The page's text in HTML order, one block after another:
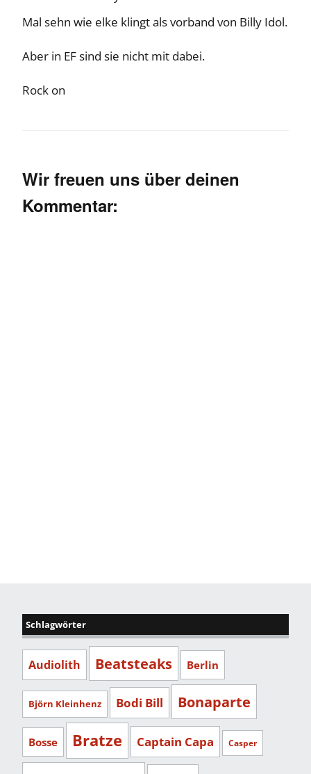
Mal sehn wie elke klingt als vorband von Billy Idol.
Aber in EF sind sie nicht mit dabei.
Rock on
Wir freuen uns über deinen
Kommentar:
Schlagwörter
Audiolith Beatsteaks Berlin
Björn Kleinhenz Bodi Bill Bonaparte
Bosse Bratze Captain Capa Casper